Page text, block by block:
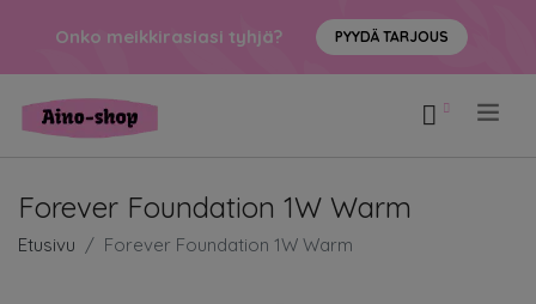
Onko meikkirasiasi tyhjä? PYYDÄ TARJOUS
Forever Foundation 1W Warm
Etusivu Forever Foundation 1W Warm